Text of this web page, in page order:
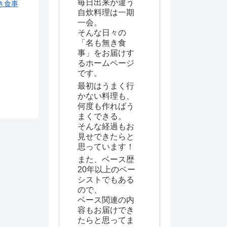
食事
毎日出来が違う
自炊料理は一期
一会。
そんな日々の
「名も無き食
事」をお届けす
るホームページ
です。
最初はうまく行
かない料理も、
何度も作ればう
まくできる。
そんな経過もお
見せできたらと
思っています！
また、ベース歴
20年以上のベー
シストでもある
ので、
ベース関連の内
容もお届けでき
たらと思ってま